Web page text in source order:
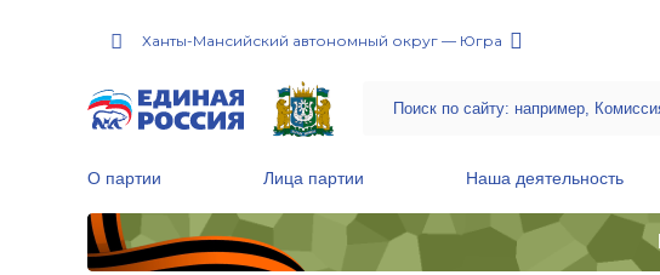
Ханты-Мансийский автономный округ — Югра
О партии Лица партии Наша деятельность